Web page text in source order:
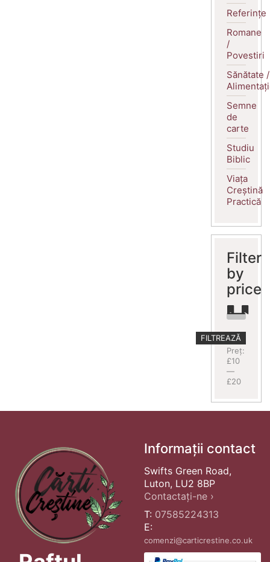
Referințe
Romane
/
Povestiri
Sănătate /
Semne
de
carte
Studiu
Biblic
Viața
Creștină
Practică
Filter
by
price
Preț
minim
Preț
maxim
FILTREAZĂ
Preț:
£10
—
£20
Informații contact
Swifts Green Road,
Luton, LU2 8BP
Contactați-ne ›
T: 07585224313
E:
comenzi@carticrestine.co.uk